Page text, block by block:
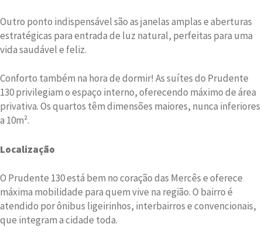
Outro ponto indispensável são as janelas amplas e aberturas
estratégicas para entrada de luz natural, perfeitas para uma
vida saudável e feliz.
Conforto também na hora de dormir! As suítes do Prudente
130 privilegiam o espaço interno, oferecendo máximo de área
privativa. Os quartos têm dimensões maiores, nunca inferiores
a 10m².
Localização
O Prudente 130 está bem no coração das Mercês e oferece
máxima mobilidade para quem vive na região. O bairro é
atendido por ônibus ligeirinhos, interbairros e convencionais,
que integram a cidade toda.